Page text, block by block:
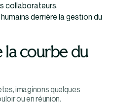
collaborateurs,
derrière la gestion du
la courbe du
imaginons quelques
ou en réunion.